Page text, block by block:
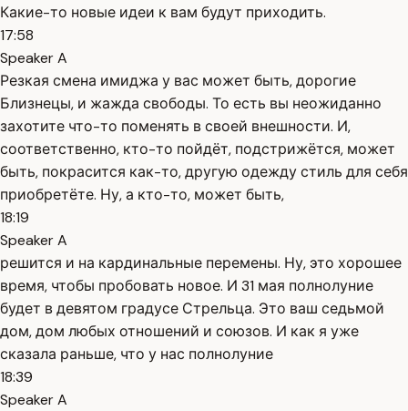
Какие-то новые идеи к вам будут приходить.
17:58
Speaker A
Резкая смена имиджа у вас может быть, дорогие
Близнецы, и жажда свободы. То есть вы неожиданно
захотите что-то поменять в своей внешности. И,
соответственно, кто-то пойдёт, подстрижётся, может
быть, покрасится как-то, другую одежду стиль для себя
приобретёте. Ну, а кто-то, может быть,
18:19
Speaker A
решится и на кардинальные перемены. Ну, это хорошее
время, чтобы пробовать новое. И 31 мая полнолуние
будет в девятом градусе Стрельца. Это ваш седьмой
дом, дом любых отношений и союзов. И как я уже
сказала раньше, что у нас полнолуние
18:39
Speaker A